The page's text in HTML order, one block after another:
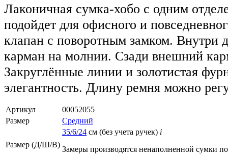
Лаконичная сумка-хобо с одним
подойдет для офисного и
клапан с поворотным замком. Внутри
карман на молнии. Сзади внешний
Закруглённые линии и золотистая
элегантность. Длину ремня можно
Артикул
00052055
Размер
Средний
Размер (Д/Ш/В)
35/6/24 см (без учета ручек) i
Замеры производятся ненаполненной сумки